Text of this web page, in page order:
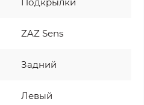
ZAZ Sens
Задний
Левый